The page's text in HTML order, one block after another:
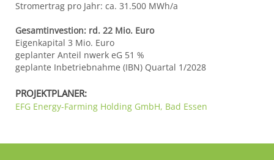
Stromertrag pro Jahr: ca. 31.500 MWh/a
Gesamtinvestion: rd. 22 Mio. Euro
Eigenkapital 3 Mio. Euro
geplanter Anteil nwerk eG 51 %
geplante Inbetriebnahme (IBN) Quartal 1/2028
PROJEKTPLANER:
EFG Energy-Farming Holding GmbH, Bad Essen